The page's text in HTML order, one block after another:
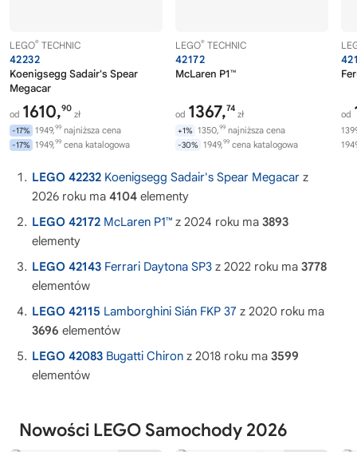
LEGO® TECHNIC
42232
Koenigsegg Sadair's Spear
Megacar
od 1610,90
zł
-17% 1949,99 najniższa cena
-17% 1949,99 cena katalogowa
LEGO® TECHNIC
42172
McLaren P1™
od 1367,74
zł
+1% 1350,99 najniższa cena
-30% 1949,99 cena katalogowa
od
LEGO 42232 Koenigsegg Sadair's Spear Megacar z
2026 roku ma 4104 elementy
LEGO 42172 McLaren P1™ z 2024 roku ma 3893
elementy
LEGO 42143 Ferrari Daytona SP3 z 2022 roku ma 3778
elementów
LEGO 42115 Lamborghini Sián FKP 37 z 2020 roku ma
3696 elementów
LEGO 42083 Bugatti Chiron z 2018 roku ma 3599
elementów
Nowości LEGO Samochody 2026